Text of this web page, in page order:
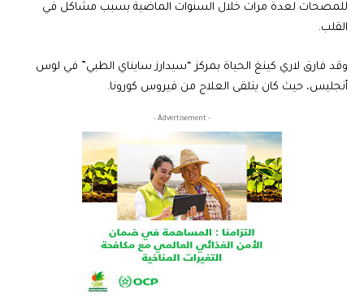
للمصحات لعدة مرات خلال السنوات الماضية بسبب مشاكل في
القلب.
وقد فارق لاري كينغ الحياة بمركز “سيدارز سايناي الطبي” في لوس
أنجليس، حيث كان يتلقى العلاج من فيروس كورونا.
- Advertisement -